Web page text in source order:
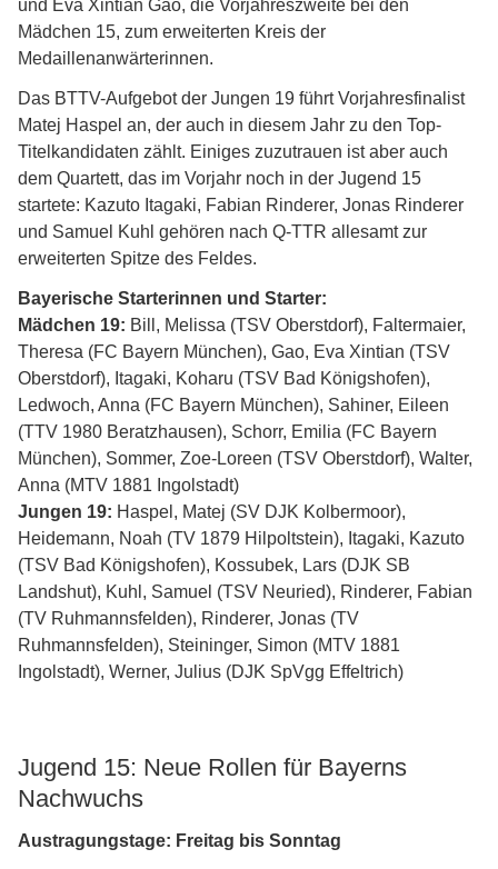
und Eva Xintian Gao, die Vorjahreszweite bei den
Mädchen 15, zum erweiterten Kreis der
Medaillenanwärterinnen.
Das BTTV-Aufgebot der Jungen 19 führt Vorjahresfinalist
Matej Haspel an, der auch in diesem Jahr zu den Top-
Titelkandidaten zählt. Einiges zuzutrauen ist aber auch
dem Quartett, das im Vorjahr noch in der Jugend 15
startete: Kazuto Itagaki, Fabian Rinderer, Jonas Rinderer
und Samuel Kuhl gehören nach Q-TTR allesamt zur
erweiterten Spitze des Feldes.
Bayerische Starterinnen und Starter:
Mädchen 19: Bill, Melissa (TSV Oberstdorf), Faltermaier,
Theresa (FC Bayern München), Gao, Eva Xintian (TSV
Oberstdorf), Itagaki, Koharu (TSV Bad Königshofen),
Ledwoch, Anna (FC Bayern München), Sahiner, Eileen
(TTV 1980 Beratzhausen), Schorr, Emilia (FC Bayern
München), Sommer, Zoe-Loreen (TSV Oberstdorf), Walter,
Anna (MTV 1881 Ingolstadt)
Jungen 19: Haspel, Matej (SV DJK Kolbermoor),
Heidemann, Noah (TV 1879 Hilpoltstein), Itagaki, Kazuto
(TSV Bad Königshofen), Kossubek, Lars (DJK SB
Landshut), Kuhl, Samuel (TSV Neuried), Rinderer, Fabian
(TV Ruhmannsfelden), Rinderer, Jonas (TV
Ruhmannsfelden), Steininger, Simon (MTV 1881
Ingolstadt), Werner, Julius (DJK SpVgg Effeltrich)
Jugend 15: Neue Rollen für Bayerns
Nachwuchs
Austragungstage: Freitag bis Sonntag